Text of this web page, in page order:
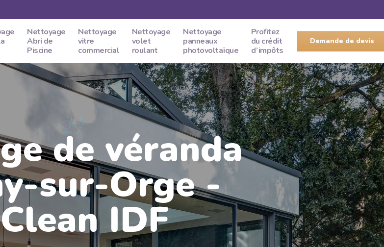
Nettoyage
Abri de
Piscine
Nettoyage
vitre
commercial
Nettoyage
volet
roulant
Nettoyage
panneaux
photovoltaïque
Profitez
du crédit
d’impôts
Demande de devis
de véranda
sur-Orge -
IDF